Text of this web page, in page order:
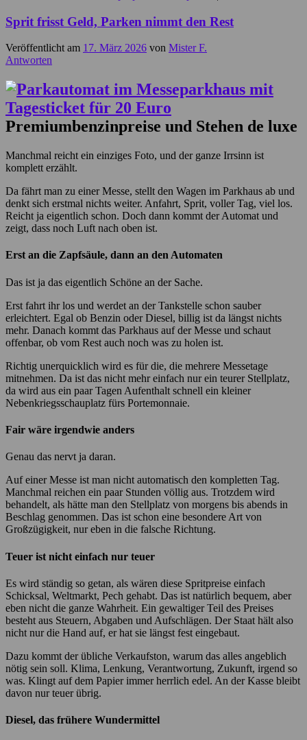
Sprit frisst Geld, Parken nimmt den Rest
Veröffentlicht am 17. März 2026 von Mister F.
Antworten
Premiumbenzinpreise und Stehen de luxe
Manchmal reicht ein einziges Foto, und der ganze Irrsinn ist
komplett erzählt.
Da fährt man zu einer Messe, stellt den Wagen im Parkhaus ab und
denkt sich erstmal nichts weiter. Anfahrt, Sprit, voller Tag, viel los.
Reicht ja eigentlich schon. Doch dann kommt der Automat und
zeigt, dass noch Luft nach oben ist.
Erst an die Zapfsäule, dann an den Automaten
Das ist ja das eigentlich Schöne an der Sache.
Erst fahrt ihr los und werdet an der Tankstelle schon sauber
erleichtert. Egal ob Benzin oder Diesel, billig ist da längst nichts
mehr. Danach kommt das Parkhaus auf der Messe und schaut
offenbar, ob vom Rest auch noch was zu holen ist.
Richtig unerquicklich wird es für die, die mehrere Messetage
mitnehmen. Da ist das nicht mehr einfach nur ein teurer Stellplatz,
da wird aus ein paar Tagen Aufenthalt schnell ein kleiner
Nebenkriegsschauplatz fürs Portemonnaie.
Fair wäre irgendwie anders
Genau das nervt ja daran.
Auf einer Messe ist man nicht automatisch den kompletten Tag.
Manchmal reichen ein paar Stunden völlig aus. Trotzdem wird
behandelt, als hätte man den Stellplatz von morgens bis abends in
Beschlag genommen. Das ist schon eine besondere Art von
Großzügigkeit, nur eben in die falsche Richtung.
Teuer ist nicht einfach nur teuer
Es wird ständig so getan, als wären diese Spritpreise einfach
Schicksal, Weltmarkt, Pech gehabt. Das ist natürlich bequem, aber
eben nicht die ganze Wahrheit. Ein gewaltiger Teil des Preises
besteht aus Steuern, Abgaben und Aufschlägen. Der Staat hält also
nicht nur die Hand auf, er hat sie längst fest eingebaut.
Dazu kommt der übliche Verkaufston, warum das alles angeblich
nötig sein soll. Klima, Lenkung, Verantwortung, Zukunft, irgend so
was. Klingt auf dem Papier immer herrlich edel. An der Kasse bleibt
davon nur teuer übrig.
Diesel, das frühere Wundermittel